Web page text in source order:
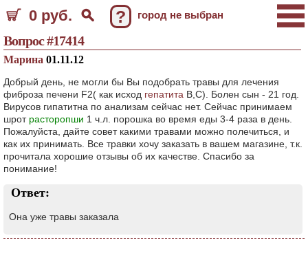
0 руб. ? город не выбран
Вопрос #17414
Марина 01.11.12
Добрый день, не могли бы Вы подобрать травы для лечения
фиброза печени F2( как исход гепатита В,С). Болен сын - 21 год.
Вирусов гипатитна по анализам сейчас нет. Сейчас принимаем
шрот расторопши 1 ч.л. порошка во время еды 3-4 раза в день.
Пожалуйста, дайте совет какими травами можно полечиться, и
как их принимать. Все травки хочу заказать в вашем магазине, т.к.
прочитала хорошие отзывы об их качестве. Спасибо за
понимание!
Ответ:
Она уже травы заказала